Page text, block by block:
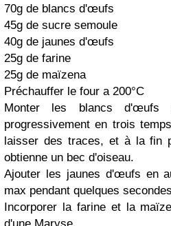
70g de blancs d'œufs
45g de sucre semoule
40g de jaunes d'œufs
25g de farine
25g de maïzena
Préchauffer le four a 200°C
Monter les blancs d'œufs
progressivement en trois
laisser des traces, et à la fin
obtienne un bec d'oiseau.
Ajouter les jaunes d'œufs en
max pendant quelques
Incorporer la farine et la